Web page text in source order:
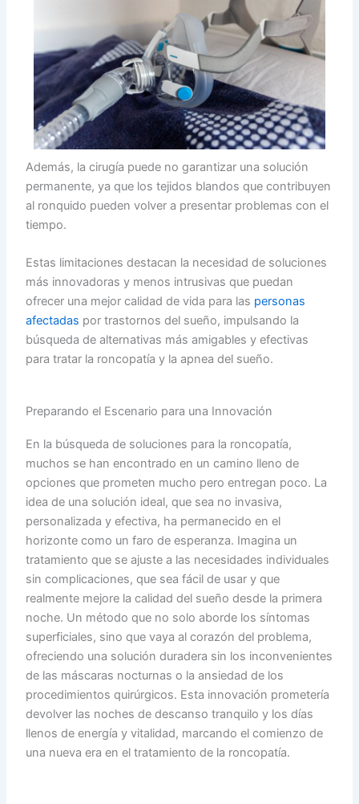
Además, la cirugía puede no garantizar una solución
permanente, ya que los tejidos blandos que contribuyen
al ronquido pueden volver a presentar problemas con el
tiempo.
Estas limitaciones destacan la necesidad de soluciones
más innovadoras y menos intrusivas que puedan
ofrecer una mejor calidad de vida para las personas
afectadas por trastornos del sueño, impulsando la
búsqueda de alternativas más amigables y efectivas
para tratar la roncopatía y la apnea del sueño.
Preparando el Escenario para una Innovación
En la búsqueda de soluciones para la roncopatía,
muchos se han encontrado en un camino lleno de
opciones que prometen mucho pero entregan poco. La
idea de una solución ideal, que sea no invasiva,
personalizada y efectiva, ha permanecido en el
horizonte como un faro de esperanza. Imagina un
tratamiento que se ajuste a las necesidades individuales
sin complicaciones, que sea fácil de usar y que
realmente mejore la calidad del sueño desde la primera
noche. Un método que no solo aborde los síntomas
superficiales, sino que vaya al corazón del problema,
ofreciendo una solución duradera sin los inconvenientes
de las máscaras nocturnas o la ansiedad de los
procedimientos quirúrgicos. Esta innovación prometería
devolver las noches de descanso tranquilo y los días
llenos de energía y vitalidad, marcando el comienzo de
una nueva era en el tratamiento de la roncopatía.